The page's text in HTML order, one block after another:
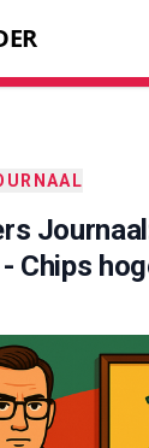
Chips